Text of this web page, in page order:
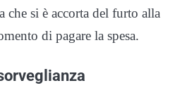
si è accorta del furto alla
di pagare la spesa.